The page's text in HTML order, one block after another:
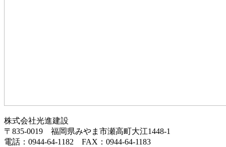
株式会社光進建設
〒835-0019 福岡県みやま市瀬高町大江1448-1
電話：0944-64-1182 FAX：0944-64-1183